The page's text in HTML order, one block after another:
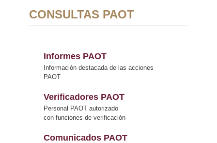
CONSULTAS PAOT
Informes PAOT
Información destacada de las acciones
PAOT
Verificadores PAOT
Personal PAOT autorizado
con funciones de verificación
Comunicados PAOT